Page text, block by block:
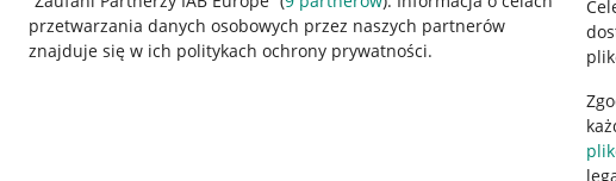
przetwarzania danych osobowych przez naszych partnerów
znajduje się w ich politykach ochrony prywatności.
Napisz do nas
Allegro Gadane dla sprzedających
Polityka plików "cookies"
Ustawienia plików
Udostępnianie lokalizacji
Informacje dla Aktu o